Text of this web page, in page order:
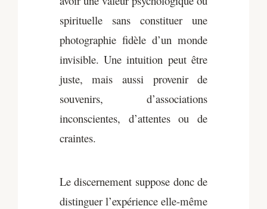
spirituelle sans constituer une
photographie fidèle d’un monde
invisible. Une intuition peut être
juste, mais aussi provenir de
souvenirs, d’associations
inconscientes, d’attentes ou de
craintes.
Le discernement suppose donc de
distinguer l’expérience elle-même